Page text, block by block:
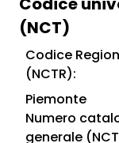
(NCT)
Codice
(NCTR):
Piemonte
Numero
generale